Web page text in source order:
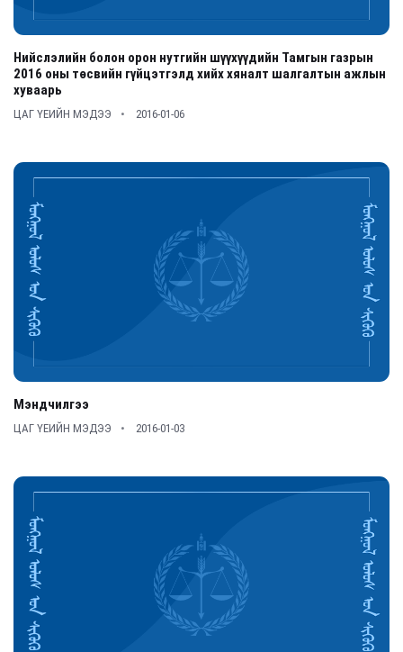
Нийслэлийн болон орон нутгийн шүүхүүдийн Тамгын газрын
2016 оны төсвийн гүйцэтгэлд хийх хяналт шалгалтын ажлын
хуваарь
ЦАГ ҮЕИЙН МЭДЭЭ 2016-01-06
Мэндчилгээ
ЦАГ ҮЕИЙН МЭДЭЭ 2016-01-03